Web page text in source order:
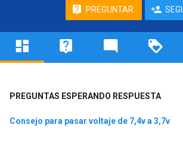
PREGUNTAR
PREGUNTAS ESPERANDO RESPUESTA
Consejo para pasar voltaje de 7,4v a 3,7v